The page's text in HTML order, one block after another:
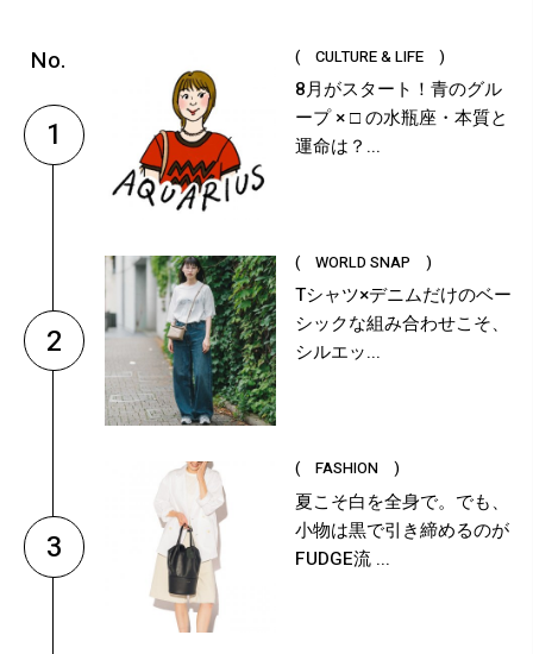
1
( CULTURE & LIFE )
8月がスタート！青のグル
ープ × □ の水瓶座・本質と
運命は？...
2
( WORLD SNAP )
Tシャツ×デニムだけのベー
シックな組み合わせこそ、
シルエッ...
3
( FASHION )
夏こそ白を全身で。でも、
小物は黒で引き締めるのが
FUDGE流 ...